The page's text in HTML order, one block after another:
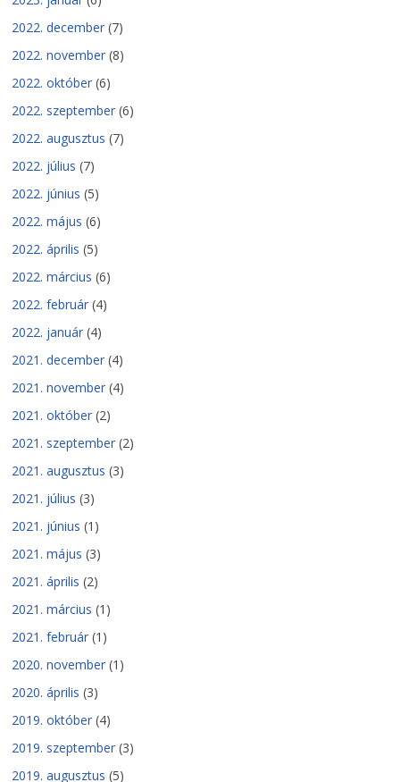
2022. december (7)
2022. november (8)
2022. október (6)
2022. szeptember (6)
2022. augusztus (7)
2022. július (7)
2022. június (5)
2022. május (6)
2022. április (5)
2022. március (6)
2022. február (4)
2022. január (4)
2021. december (4)
2021. november (4)
2021. október (2)
2021. szeptember (2)
2021. augusztus (3)
2021. július (3)
2021. június (1)
2021. május (3)
2021. április (2)
2021. március (1)
2021. február (1)
2020. november (1)
2020. április (3)
2019. október (4)
2019. szeptember (3)
2019. augusztus (5)